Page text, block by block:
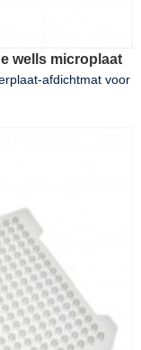
wells microplaat
afdichtmat voor